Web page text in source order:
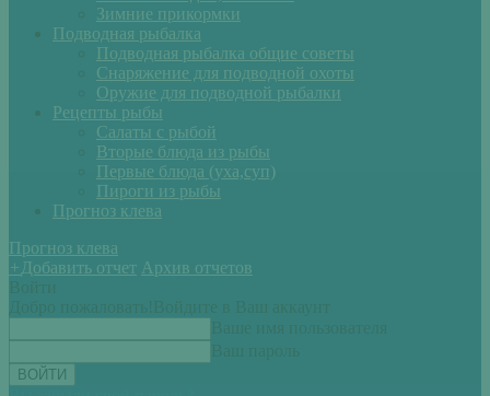
Зимние прикормки
Подводная рыбалка
Подводная рыбалка общие советы
Снаряжение для подводной охоты
Оружие для подводной рыбалки
Рецепты рыбы
Салаты с рыбой
Вторые блюда из рыбы
Первые блюда (уха,суп)
Пироги из рыбы
Прогноз клева
Прогноз клева
+ Добавить отчет Архив отчетов
Войти
Добро пожаловать! Войдите в Ваш аккаунт
Ваше имя пользователя
Ваш пароль